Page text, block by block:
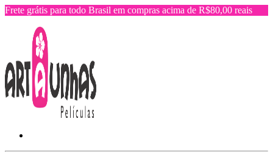
Frete grátis para todo Brasil em compras acima de R$80,00 reais